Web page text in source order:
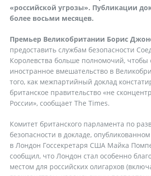
«российской угрозы». Публикации
более восьми месяцев.
Премьер Великобритании Борис
предоставить службам безопасности
Королевства больше полномочий, чтобы
иностранное вмешательство в
того, как межпартийный доклад
британское правительство «не
России», сообщает The Times.
Комитет британского парламента по
безопасности в докладе,
в Лондон Госсекретаря США Майка
сообщил, что Лондон стал особенно
местом для российских олигархов